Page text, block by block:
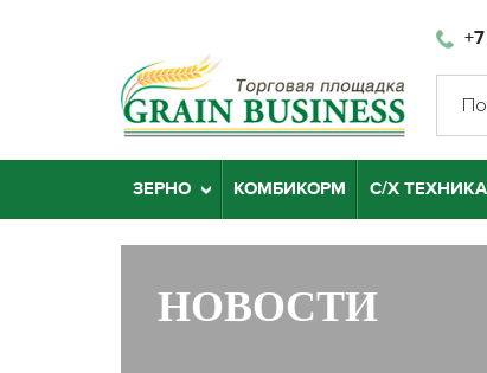
ЗЕРНО КОМБИКОРМ С/Х ТЕХНИКА
НОВОСТИ